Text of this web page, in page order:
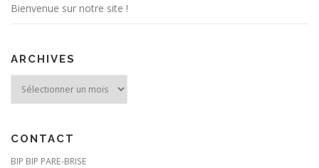
Bienvenue sur notre site !
ARCHIVES
CONTACT
BIP BIP PARE-BRISE